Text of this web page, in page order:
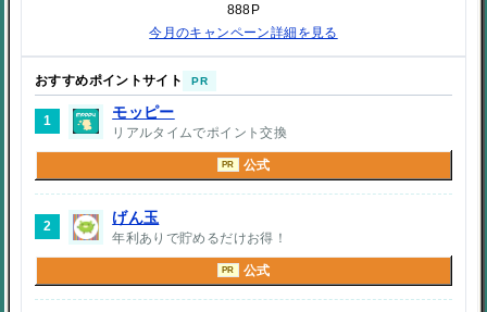
888P
今月のキャンペーン詳細を見る
おすすめポイントサイト PR
1
モッピー
リアルタイムでポイント交換
PR 公式
2
げん玉
年利ありで貯めるだけお得！
PR 公式